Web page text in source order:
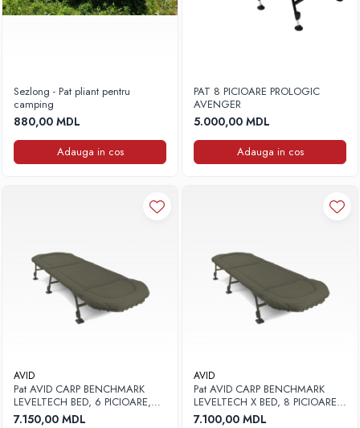
Mulinete la rapitor
Naluci
Accesorii rapitor
Monturi rapitor
Forfaci la rapitor
Boiles
Wafters
Aditivi, arome, dipuri
Pescuit la copca
Bagajerie pescuit
Sezlong - Pat pliant pentru
camping
880,00 MDL
Adauga in cos
PAT 8 PICIOARE PROLOGIC
AVENGER
5.000,00 MDL
Adauga in cos
AVID
Pat AVID CARP BENCHMARK
LEVELTECH BED, 6 PICIOARE,
200X80CM
7.150,00 MDL
AVID
Pat AVID CARP BENCHMARK
LEVELTECH X BED, 8 PICIOARE,
210X90CM
7.100,00 MDL